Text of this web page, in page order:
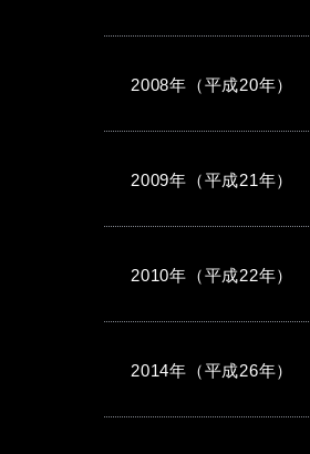
2008年（平成20年）
2009年（平成21年）
2010年（平成22年）
2014年（平成26年）